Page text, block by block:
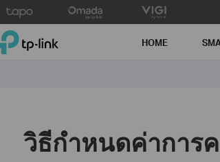
TP-Link, Reliably Smart HOME
วิธีกำหนดค่าการ